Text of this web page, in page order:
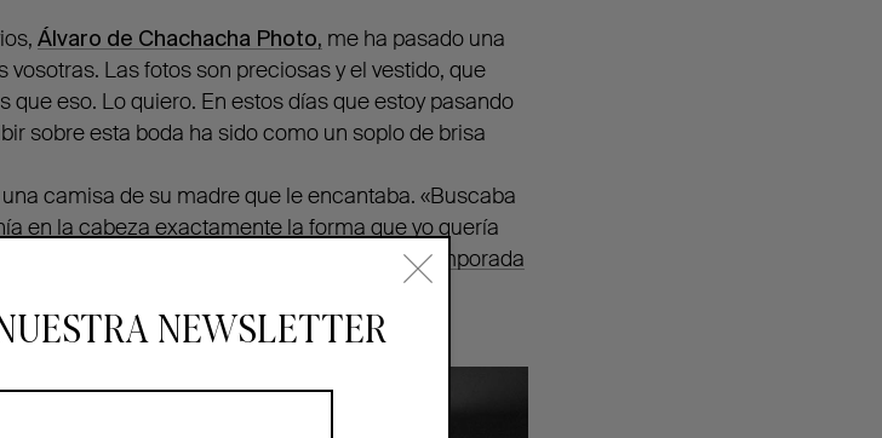
Álvaro de Chachacha Photo, me ha pasado una
Las fotos son preciosas y el vestido, que
eso. Lo quiero. En estos días que estoy pasando
sobre esta boda ha sido como un soplo de brisa
camisa de su madre que le encantaba. «Buscaba
en la cabeza exactamente la forma que yo quería
la temporada
NEWSLETTER